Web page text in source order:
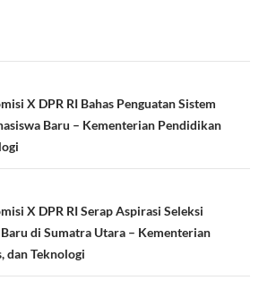
X DPR RI Bahas Penguatan Sistem
Baru – Kementerian Pendidikan
X DPR RI Serap Aspirasi Seleksi
di Sumatra Utara – Kementerian
dan Teknologi